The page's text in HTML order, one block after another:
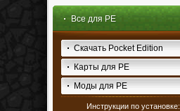
Все для PE
Скачать Pocket Edition
Карты для PE
Моды для PE
Инструкции по установке: